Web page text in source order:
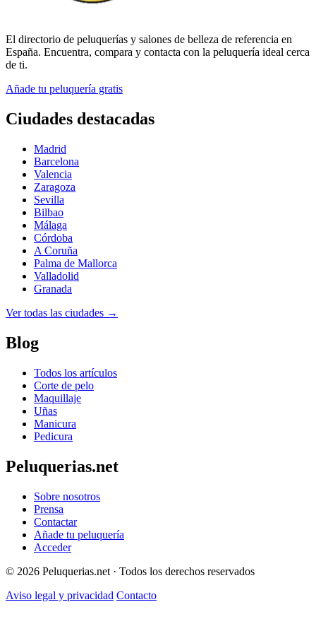
El directorio de peluquerías y salones de belleza de referencia en
España. Encuentra, compara y contacta con la peluquería ideal cerca
de ti.
Añade tu peluquería gratis
Ciudades destacadas
Madrid
Barcelona
Valencia
Zaragoza
Sevilla
Bilbao
Málaga
Córdoba
A Coruña
Palma de Mallorca
Valladolid
Granada
Ver todas las ciudades →
Blog
Todos los artículos
Corte de pelo
Maquillaje
Uñas
Manicura
Pedicura
Peluquerias.net
Sobre nosotros
Prensa
Contactar
Añade tu peluquería
Acceder
© 2026 Peluquerias.net · Todos los derechos reservados
Aviso legal y privacidad Contacto